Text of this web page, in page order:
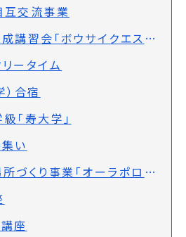
交流事業
習会「ボウサイクエスト」
ータイム
）合宿
「寿大学」
い
り事業「オーラポロひろば」
座